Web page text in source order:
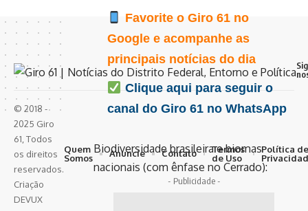
Favorite o Giro 61 no
Google e acompanhe as
principais notícias do dia
Clique aqui para seguir o
canal do Giro 61 no WhatsApp
Biodiversidade brasileira e biomas
nacionais (com ênfase no Cerrado):
- Publicidade -
© 2018 -
2025 Giro
61, Todos
os direitos
reservados.
Criação
DEVUX
Quem
Somos
Anuncie Contato
Termos
de Uso
Política